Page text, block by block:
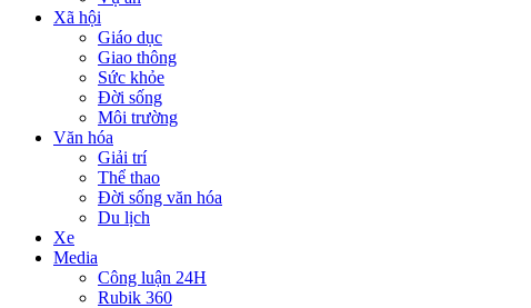
Xã hội
Giáo dục
Giao thông
Sức khỏe
Đời sống
Môi trường
Văn hóa
Giải trí
Thể thao
Đời sống văn hóa
Du lịch
Xe
Media
Công luận 24H
Rubik 360